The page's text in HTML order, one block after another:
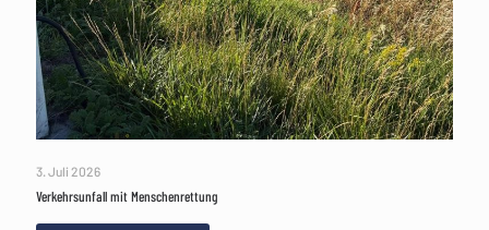
3. Juli 2026
Verkehrsunfall mit Menschenrettung